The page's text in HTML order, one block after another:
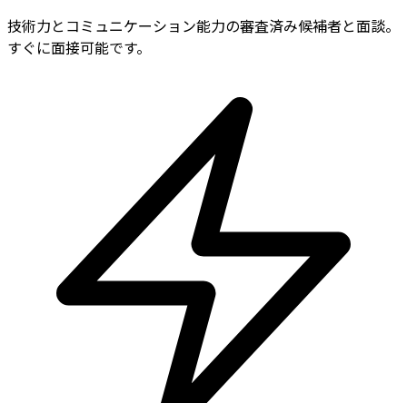
技術力とコミュニケーション能力の審査済み候補者と面談。
すぐに面接可能です。